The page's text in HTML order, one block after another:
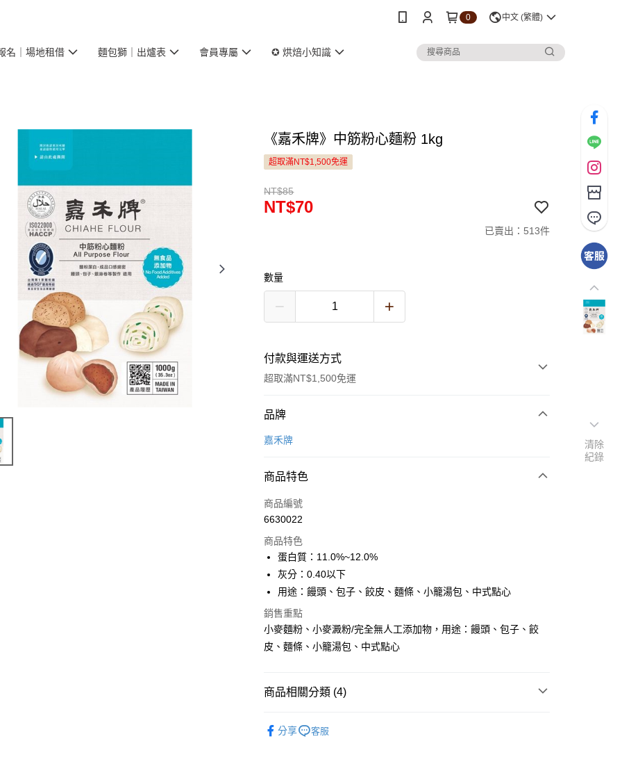
0 中文 (繁體)
名｜場地租借 麵包獅｜出爐表 會員專屬 ✪ 烘焙小知識
《嘉禾牌》中筋粉心麵粉 1kg
超取滿NT$1,500免運
NT$85
NT$70
已賣出：513件
數量
付款與運送方式
超取滿NT$1,500免運
付款方式
信用卡一次付款
悠遊付
Google Pay
全盈+PAY
ATM付款
每筆NT$100，滿NT$1,500(含以上)免運費
品牌
嘉禾牌
商品特色
商品編號
6630022
商品特色
蛋白質：11.0%~12.0%
灰分：0.40以下
用途：饅頭、包子、餃皮、麵條、小籠湯包、中式點心
銷售重點
小麥麵粉、小麥澱粉/完全無人工添加物，用途：饅頭、包子、餃
皮、麵條、小籠湯包、中式點心
商品相關分類 (4)
分享 客服
清除
紀錄